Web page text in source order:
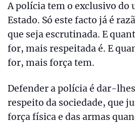
A polícia tem o exclusivo do
Estado. Só este facto já é
que seja escrutinada. E
for, mais respeitada é. E
for, mais força tem.
Defender a polícia é dar-
respeito da sociedade, que
força física e das armas